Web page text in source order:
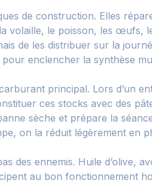
de construction. Elles
volaille, le poisson, les œufs,
de les distribuer sur la
enclencher la synthèse
principal. Lors d’un
ces stocks avec des
sèche et prépare la
on la réduit légèrement en
des ennemis. Huile d’olive,
au bon fonctionnement